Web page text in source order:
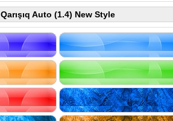
Qarışıq Auto (1.4) New Style